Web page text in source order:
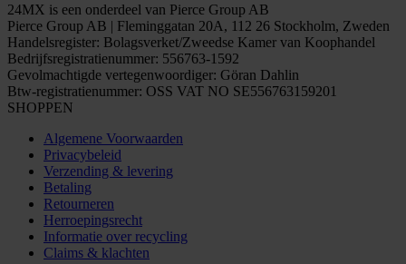
24MX is een onderdeel van Pierce Group AB
Pierce Group AB | Fleminggatan 20A, 112 26 Stockholm, Zweden
Handelsregister: Bolagsverket/Zweedse Kamer van Koophandel
Bedrijfsregistratienummer: 556763-1592
Gevolmachtigde vertegenwoordiger: Göran Dahlin
Btw-registratienummer: OSS VAT NO SE556763159201
SHOPPEN
Algemene Voorwaarden
Privacybeleid
Verzending & levering
Betaling
Retourneren
Herroepingsrecht
Informatie over recycling
Claims & klachten